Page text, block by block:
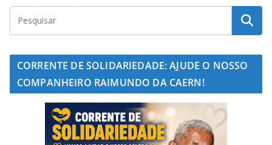
CORRENTE DE SOLIDARIEDADE: AJUDE O NOSSO
COMPANHEIRO RAIMUNDO DA CAERN!